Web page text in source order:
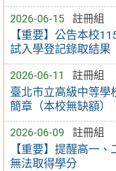
2026-06-15 註冊組
【重要】公告本校
試入學登記錄取結果
2026-06-11 註冊組
臺北市立高級中等學
簡章（本校無缺額）
2026-06-09 註冊組
【重要】提醒高一
無法取得學分